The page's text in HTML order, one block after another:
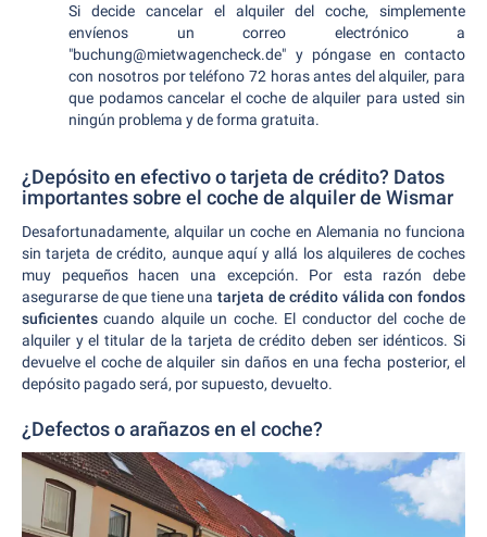
Si decide cancelar el alquiler del coche, simplemente
envíenos un correo electrónico a
"buchung@mietwagencheck.de" y póngase en contacto
con nosotros por teléfono 72 horas antes del alquiler, para
que podamos cancelar el coche de alquiler para usted sin
ningún problema y de forma gratuita.
¿Depósito en efectivo o tarjeta de crédito? Datos
importantes sobre el coche de alquiler de Wismar
Desafortunadamente, alquilar un coche en Alemania no funciona
sin tarjeta de crédito, aunque aquí y allá los alquileres de coches
muy pequeños hacen una excepción. Por esta razón debe
asegurarse de que tiene una tarjeta de crédito válida con fondos
suficientescuando alquile un coche. El conductor del coche de
alquiler y el titular de la tarjeta de crédito deben ser idénticos. Si
devuelve el coche de alquiler sin daños en una fecha posterior, el
depósito pagado será, por supuesto, devuelto.
¿Defectos o arañazos en el coche?